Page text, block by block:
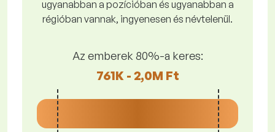
ugyanabban a pozícióban és ugyanabban a
régióban vannak, ingyenesen és névtelenül.
Az emberek 80%-a keres:
761K - 2,0M Ft